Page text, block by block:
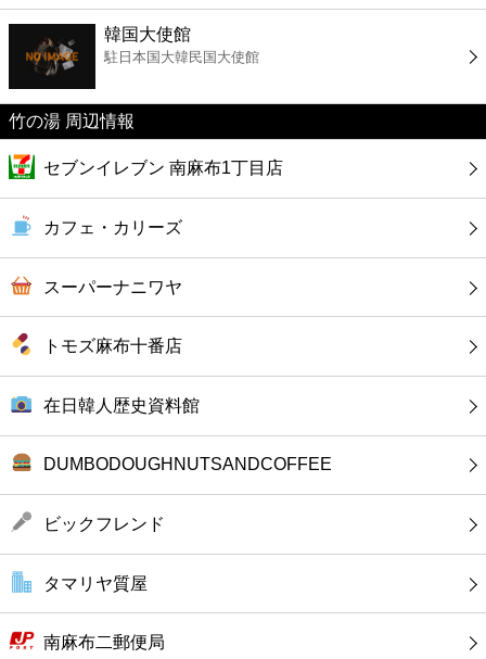
ファーストフード
カフェ
ショッピング
銀行
ホテル
韓国大使館
駐日本国大韓民国大使館
竹の湯 周辺情報
セブンイレブン 南麻布1丁目店
カフェ・カリーズ
スーパーナニワヤ
トモズ麻布十番店
在日韓人歴史資料館
DUMBODOUGHNUTSANDCOFFEE
ビックフレンド
タマリヤ質屋
南麻布二郵便局